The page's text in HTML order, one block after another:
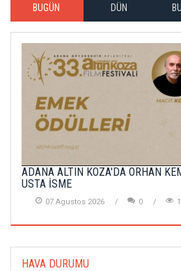
BUGÜN DÜN
ADANA ALTIN KOZA'DA ORHAN
USTA İSME
07 Agustos 2026 0
HAVA DURUMU